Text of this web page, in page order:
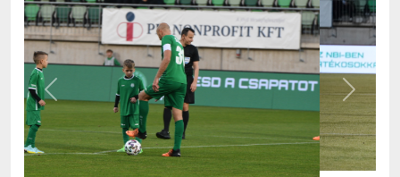
Previous Next